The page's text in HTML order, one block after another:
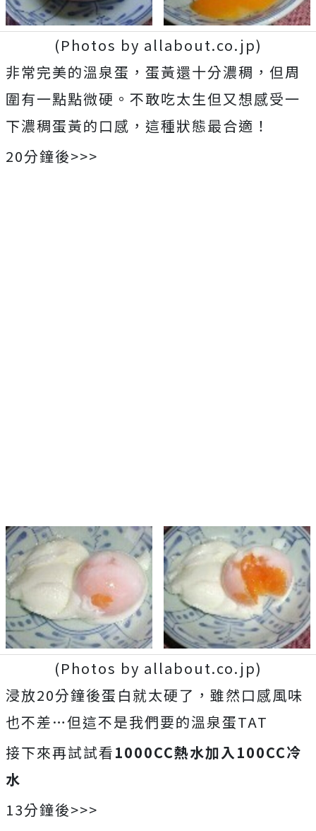
(Photos by allabout.co.jp)
非常完美的溫泉蛋，蛋黃還十分濃稠，但周
圍有一點點微硬。不敢吃太生但又想感受一
下濃稠蛋黃的口感，這種狀態最合適！
20分鐘後>>>
(Photos by allabout.co.jp)
浸放20分鐘後蛋白就太硬了，雖然口感風味
也不差…但這不是我們要的溫泉蛋TAT
接下來再試試看1000CC熱水加入100CC冷
水
13分鐘後>>>